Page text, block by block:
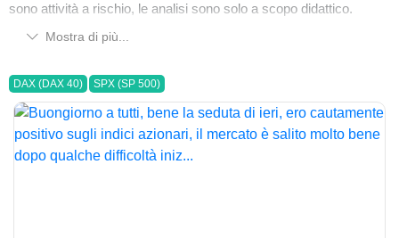
sono attività a rischio, le analisi sono solo a scopo didattico.
Mostra di più...
DAX (DAX 40) SPX (SP 500)